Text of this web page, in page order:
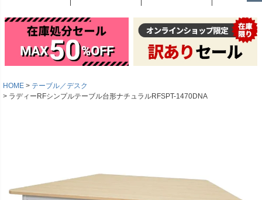
HOME
テーブル／デスク
ラディーRFシンプルテーブル台形ナチュラルRFSPT-1470DNA